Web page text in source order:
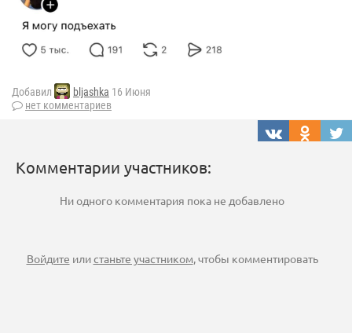
Добавил bljashka 16 Июня
нет комментариев
Комментарии участников:
Ни одного комментария пока не добавлено
Войдите илистаньте участником, чтобы комментировать